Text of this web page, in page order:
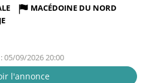
MACÉDOINE DU NORD
09/2026 20:00
l'annonce